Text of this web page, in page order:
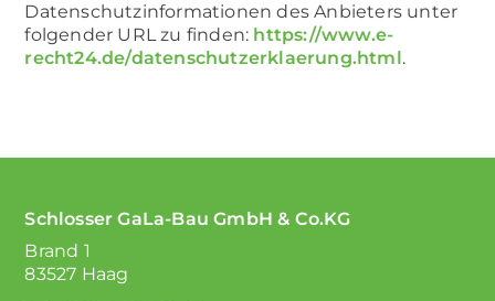
Datenschutzinformationen des Anbieters unter
folgender URL zu finden: https://www.e-
recht24.de/datenschutzerklaerung.html.
Schlosser GaLa-Bau GmbH & Co.KG
Brand 1
83527 Haag